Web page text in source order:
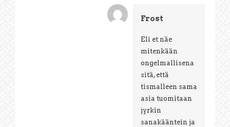
Frost
Eli et näe
mitenkään
ongelmallisena
sitä, että
tismalleen sama
asia tuomitaan
jyrkin
sanakääntein ja